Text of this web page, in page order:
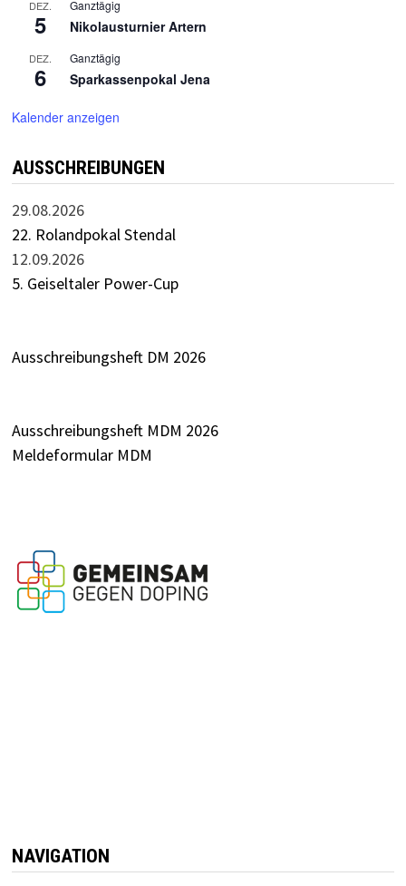
DEZ.
5
Ganztägig
Nikolausturnier Artern
DEZ.
6
Ganztägig
Sparkassenpokal Jena
Kalender anzeigen
AUSSCHREIBUNGEN
29.08.2026
22. Rolandpokal Stendal
12.09.2026
5. Geiseltaler Power-Cup
Ausschreibungsheft DM 2026
Ausschreibungsheft MDM 2026
Meldeformular MDM
NAVIGATION